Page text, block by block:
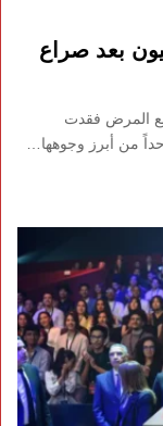
بعد صراع
مع المرض فقدت
من أبرز وجوهها…